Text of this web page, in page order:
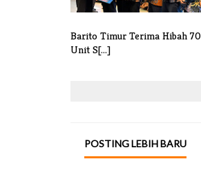
Barito Timur Terima Hibah 70
Unit S[...]
POSTING LEBIH BARU